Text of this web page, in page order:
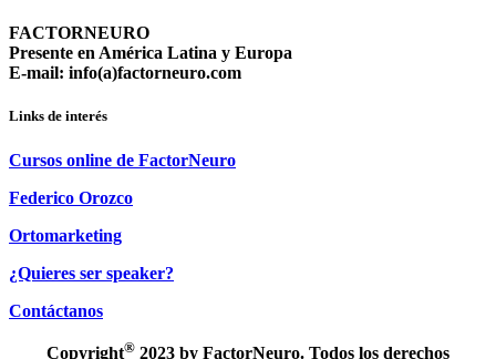
FACTORNEURO
Presente en América Latina y Europa
E-mail: info(a)factorneuro.com
Links de interés
Cursos online de FactorNeuro
Federico Orozco
Ortomarketing
¿Quieres ser speaker?
Contáctanos
Copyright® 2023 by FactorNeuro. Todos los derechos